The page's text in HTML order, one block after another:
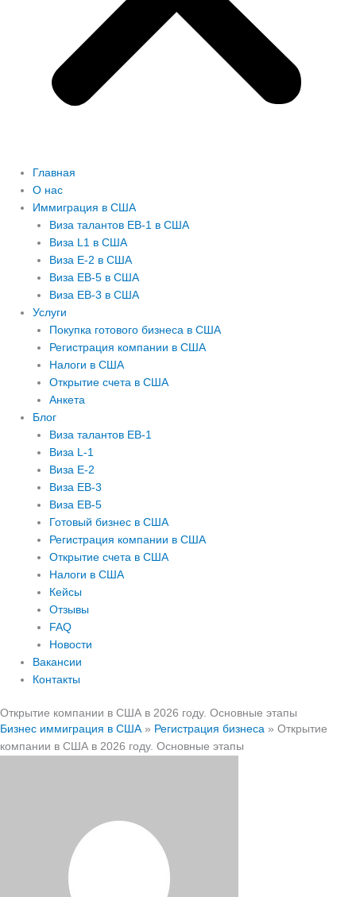
Главная
О нас
Иммиграция в США
Виза талантов EB-1 в США
Виза L1 в США
Виза E-2 в США
Виза EB-5 в США
Виза EB-3 в США
Услуги
Покупка готового бизнеса в США
Регистрация компании в США
Налоги в США
Открытие счета в США
Анкета
Блог
Виза талантов EB-1
Виза L-1
Виза E-2
Виза EB-3
Виза EB-5
Готовый бизнес в США
Регистрация компании в США
Открытие счета в США
Налоги в США
Кейсы
Отзывы
FAQ
Новости
Вакансии
Контакты
Открытие компании в США в 2026 году. Основные этапы
Бизнес иммиграция в США » Регистрация бизнеса » Открытие
компании в США в 2026 году. Основные этапы